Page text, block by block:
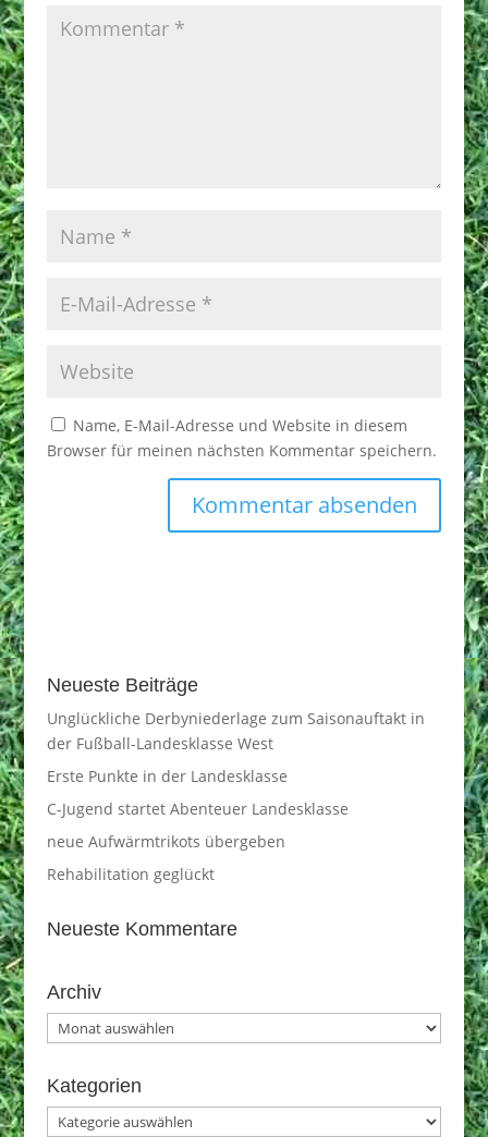
Name, E-Mail-Adresse und Website in diesem
Browser für meinen nächsten Kommentar speichern.
Neueste Beiträge
Unglückliche Derbyniederlage zum Saisonauftakt in
der Fußball-Landesklasse West
Erste Punkte in der Landesklasse
C-Jugend startet Abenteuer Landesklasse
neue Aufwärmtrikots übergeben
Rehabilitation geglückt
Neueste Kommentare
Archiv
Archiv
Kategorien
Kategorien